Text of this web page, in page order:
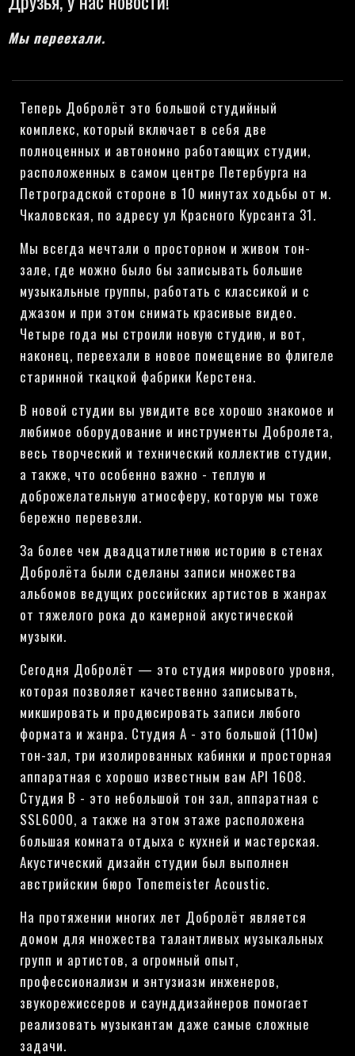
Мы переехали.
Теперь Добролёт это большой студийный
комплекс, который включает в себя две
полноценных и автономно работающих студии,
расположенных в самом центре Петербурга на
Петроградской стороне в 10 минутах ходьбы от м.
Чкаловская, по адресу ул Красного Курсанта 31.
Мы всегда мечтали о просторном и живом тон-
зале, где можно было бы записывать большие
музыкальные группы, работать с классикой и с
джазом и при этом снимать красивые видео.
Четыре года мы строили новую студию, и вот,
наконец, переехали в новое помещение во флигеле
старинной ткацкой фабрики Керстена.
В новой студии вы увидите все хорошо знакомое и
любимое оборудование и инструменты Добролета,
весь творческий и технический коллектив студии,
а также, что особенно важно - теплую и
доброжелательную атмосферу, которую мы тоже
бережно перевезли.
За более чем двадцатилетнюю историю в стенах
Добролёта были сделаны записи множества
альбомов ведущих российских артистов в жанрах
от тяжелого рока до камерной акустической
музыки.
Сегодня Добролёт — это студия мирового уровня,
которая позволяет качественно записывать,
микшировать и продюсировать записи любого
формата и жанра. Студия А - это большой (110м)
тон-зал, три изолированных кабинки и просторная
аппаратная с хорошо известным вам API 1608.
Студия В - это небольшой тон зал, аппаратная с
SSL6000, а также на этом этаже расположена
большая комната отдыха с кухней и мастерская.
Акустический дизайн студии был выполнен
австрийским бюро Tonemeister Acoustic.
На протяжении многих лет Добролёт является
домом для множества талантливых музыкальных
групп и артистов, а огромный опыт,
профессионализм и энтузиазм инженеров,
звукорежиссеров и саунддизайнеров помогает
реализовать музыкантам даже самые сложные
задачи.